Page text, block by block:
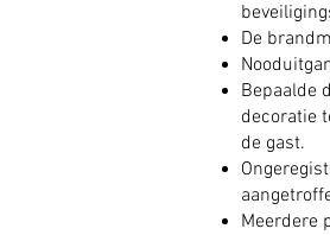
De
Bepaalde
decoratie
de gast.
Meerdere